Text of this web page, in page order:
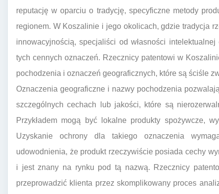
reputację w oparciu o tradycję, specyficzne metody
regionem. W Koszalinie i jego okolicach, gdzie tradycja
innowacyjnością, specjaliści od własności
tych cennych oznaczeń. Rzecznicy patentowi w
pochodzenia i oznaczeń geograficznych, które są ściśle
Oznaczenia geograficzne i nazwy pochodzenia
szczególnych cechach lub jakości, które są
Przykładem mogą być lokalne produkty spożywcze,
Uzyskanie ochrony dla takiego oznaczenia
udowodnienia, że produkt rzeczywiście posiada cechy
i jest znany na rynku pod tą nazwą. Rzecznicy
przeprowadzić klienta przez skomplikowany proces